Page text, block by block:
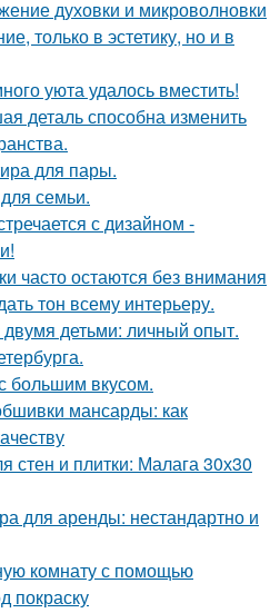
духовки и микроволновки
только в эстетику, но и в
уюта удалось вместить!
деталь способна изменить
для пары.
семьи.
с дизайном -
часто остаются без внимания
тон всему интерьеру.
детьми: личный опыт.
большим вкусом.
мансарды: как
стен и плитки: Малага 30х30
для аренды: нестандартно и
комнату с помощью
покраску